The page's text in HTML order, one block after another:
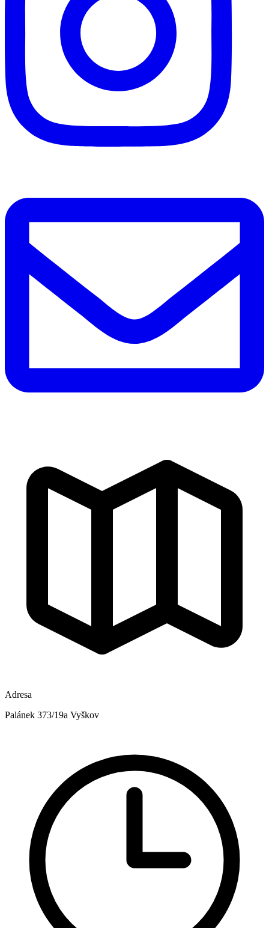
Adresa
Palánek 373/19a Vyškov